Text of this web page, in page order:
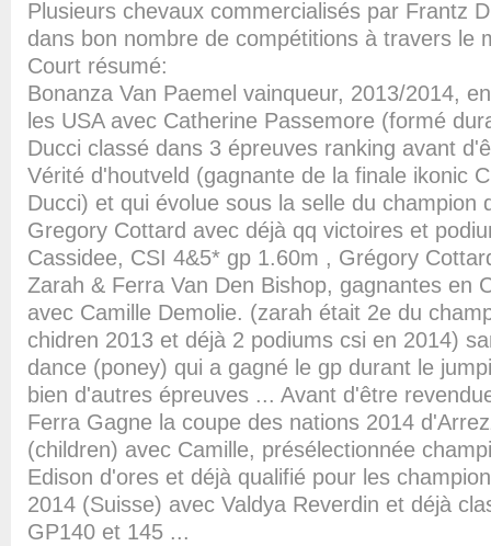
Plusieurs chevaux commercialisés par Frantz
dans bon nombre de compétitions à travers le
Court résumé:
Bonanza Van Paemel vainqueur, 2013/2014,
les USA avec Catherine Passemore (formé
Ducci classé dans 3 épreuves ranking avant
Vérité d'houtveld (gagnante de la finale ikonic
Ducci) et qui évolue sous la selle du champion
Gregory Cottard avec déjà qq victoires et
Cassidee, CSI 4&5* gp 1.60m , Grégory
Zarah & Ferra Van Den Bishop, gagnantes en
avec Camille Demolie. (zarah était 2e du
chidren 2013 et déjà 2 podiums csi en 2014)
dance (poney) qui a gagné le gp durant le
bien d'autres épreuves ... Avant d'être
Ferra Gagne la coupe des nations 2014
(children) avec Camille, présélectionnée
Edison d'ores et déjà qualifié pour les
2014 (Suisse) avec Valdya Reverdin et déjà
GP140 et 145 ...